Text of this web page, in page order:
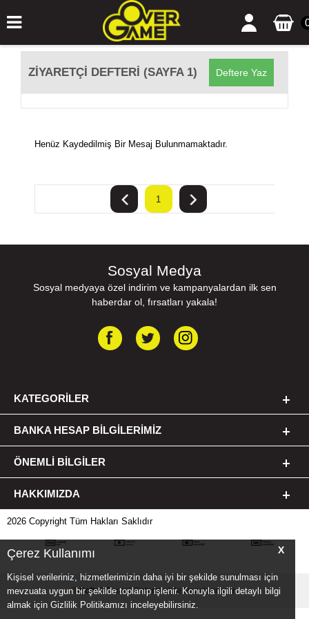
X
Çerez Kullanımı
Kişisel verileriniz, hizmetlerimizin daha iyi bir şekilde sunulması için
mevzuata uygun bir şekilde toplanıp işlenir. Konuyla ilgili detaylı bilgi
almak için Gizlilik Politikamızı inceleyebilirsiniz.
ZIYARETÇI DEFTERI (SAYFA 1) Deftere Yaz
Henüz Kaydedilmiş Bir Mesaj Bulunmamaktadır.
1
Sosyal Medya
Sosyal medyaya özel indirim ve kampanyalardan ilk sen
haberdar ol, fırsatları yakala!
KATEGORILER
BANKA HESAP BILGILERIMIZ
ÖNEMLI BILGILER
HAKKIMIZDA
2026 Copyright Tüm Hakları Saklıdır
T-SoftE-TicaretSistemleriyle Hazırlanmıştır.